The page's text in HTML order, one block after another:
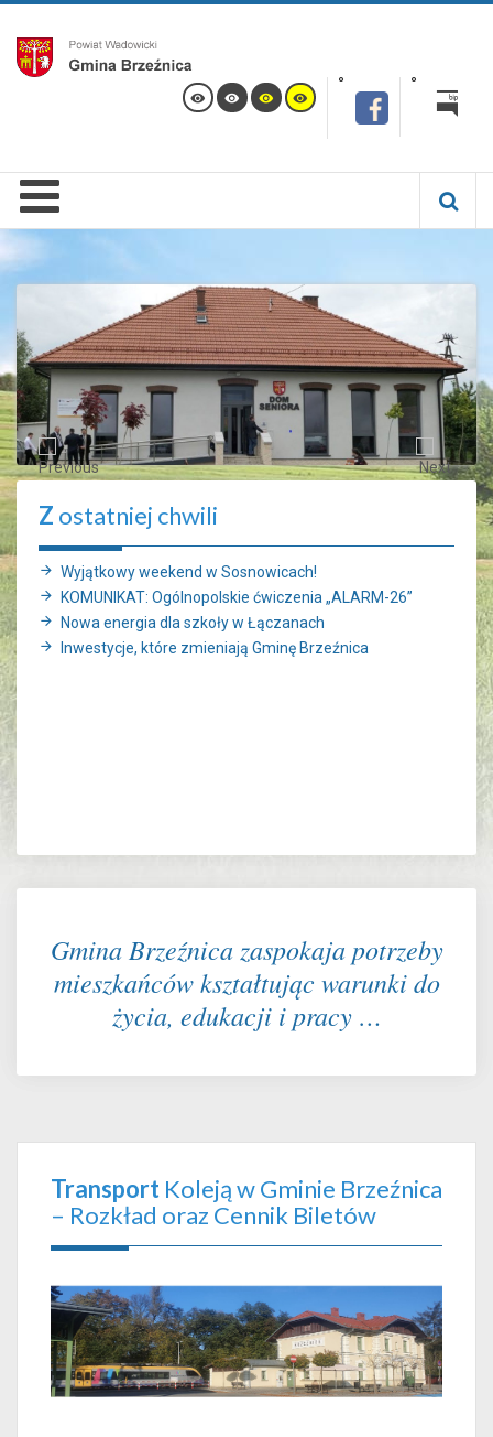
Z ostatniej chwili
Wyjątkowy weekend w Sosnowicach!
KOMUNIKAT: Ogólnopolskie ćwiczenia „ALARM-26”
Nowa energia dla szkoły w Łączanach
Inwestycje, które zmieniają Gminę Brzeźnica
Gmina Brzeźnica zaspokaja potrzeby
mieszkańców kształtując warunki do
życia, edukacji i pracy …
Transport Koleją w Gminie Brzeźnica
– Rozkład oraz Cennik Biletów